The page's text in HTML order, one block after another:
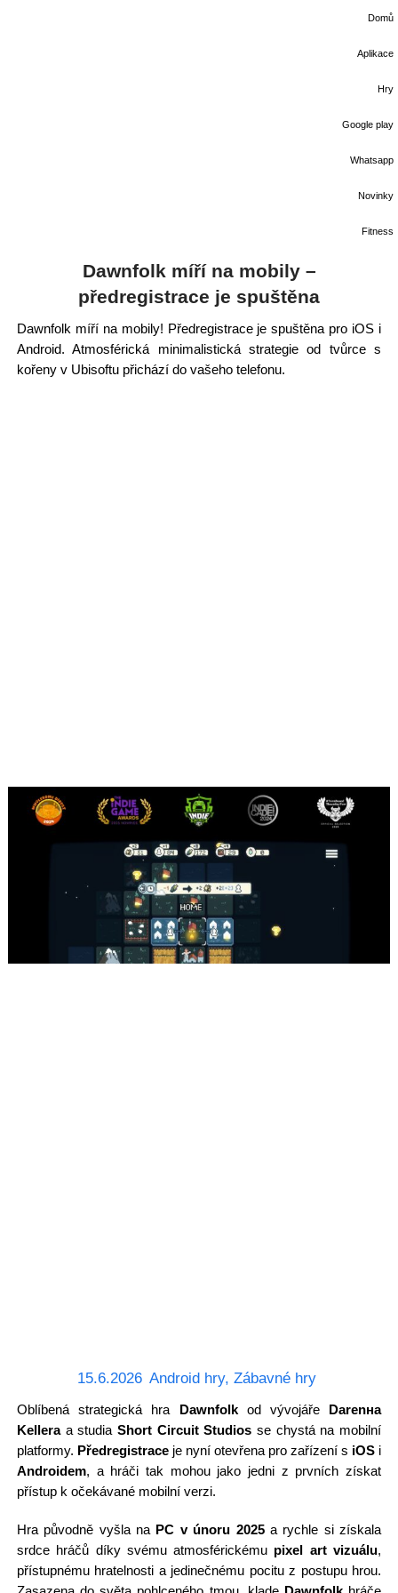
Domů
Aplikace
Hry
Google play
Whatsapp
Novinky
Fitness
Dawnfolk míří na mobily –
předregistrace je spuštěna
Dawnfolk míří na mobily! Předregistrace je spuštěna pro iOS i
Android. Atmosférická minimalistická strategie od tvůrce s
kořeny v Ubisoftu přichází do vašeho telefonu.
15.6.2026 Android hry, Zábavné hry
Oblíbená strategická hra Dawnfolkod vývojáře Darenна
Kelleraa studia Short Circuit Studios se chystá na mobilní
platformy. Předregistraceje nyní otevřena pro zařízení s iOS i
Androidem, a hráči tak mohou jako jedni z prvních získat
přístup k očekávané mobilní verzi.
Hra původně vyšla na PC v únoru 2025a rychle si získala
srdce hráčů díky svému atmosférickému pixel art vizuálu,
přístupnému hratelnosti a jedinečnému pocitu z postupu hrou.